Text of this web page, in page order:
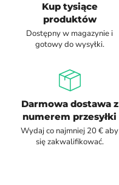
Kup tysiące
produktów
Dostępny w magazynie i
gotowy do wysyłki.
Darmowa dostawa z
numerem przesyłki
Wydaj co najmniej 20 € aby
się zakwalifikować.